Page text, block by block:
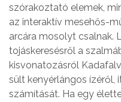
szórakoztató elemek,
az interaktív mesehős-
arcára mosolyt csalnak.
tojáskeresésről a
kisvonatozásról
sült kenyérlángos ízéről,
számítását. Ha egy